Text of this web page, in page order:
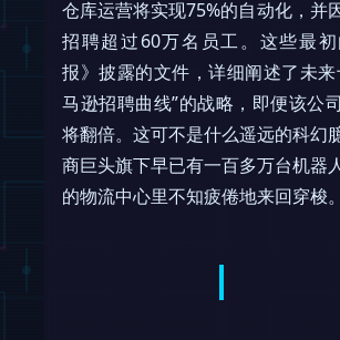
仓库运营将实现75%的自动化，并
招聘超过60万名员工。这些最
报》披露的文件，详细阐述了未来
马逊招聘曲线”的战略，即便该公
将翻倍。这可不是什么遥远的科幻
商巨头旗下早已有一百多万台机器
的物流中心里不知疲倦地来回穿梭。